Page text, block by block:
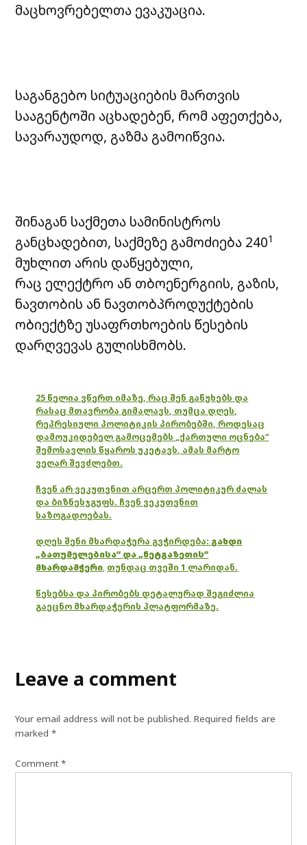
მაცხოვრებელთა ევაკუაცია.
საგანგებო სიტუაციების მართვის
სააგენტოში აცხადებენ, რომ აფეთქება,
სავარაუდოდ, გაზმა გამოიწვია.
შინაგან საქმეთა სამინისტროს
განცხადებით, საქმეზე გამოძიება 2401
მუხლით არის დაწყებული,
რაც ელექტრო ან თბოენერგიის, გაზის,
ნავთობის ან ნავთობპროდუქტების
ობიექტზე უსაფრთხოების წესების
დარღვევას გულისხმობს.
25 წელია ვწერთ იმაზე, რაც შენ გაწუხებს და
რასაც მთავრობა გიმალავს, თუმცა დღეს,
რეპრესიული პოლიტიკის პირობებში, როდესაც
დამოუკიდებელ გამოცემებს „ქართული ოცნება“
შემოსავლის წყაროს უკეტავს, ამას მარტო
ვეღარ შევძლებთ.
ჩვენ არ ვეკუთვნით არცერთ პოლიტიკურ ძალას
და ბიზნესჯგუფს. ჩვენ ვეკუთვნით
საზოგადოებას.
დღეს შენი მხარდაჭერა გვჭირდება: გახდი
„ბათუმელებისა“ და „ნეტგაზეთის“
მხარდამჭერი, თუნდაც თვეში 1 ლარიდან.
წესებსა და პირობებს დეტალურად შეგიძლია
გაეცნო მხარდაჭერის პლატფორმაზე.
Leave a comment
Your email address will not be published. Required fields are
marked*
Comment*